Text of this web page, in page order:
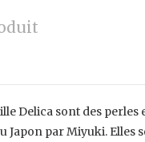
Delica sont des perles
Japon par Miyuki. Elles